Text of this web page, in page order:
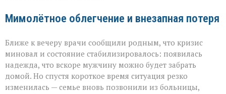
Мимолётное облегчение и внезапная потеря
Ближе к вечеру врачи сообщили родным, что кризис
миновал и состояние стабилизировалось: появилась
надежда, что вскоре мужчину можно будет забрать
домой. Но спустя короткое время ситуация резко
изменилась — семье вновь позвонили из больницы,